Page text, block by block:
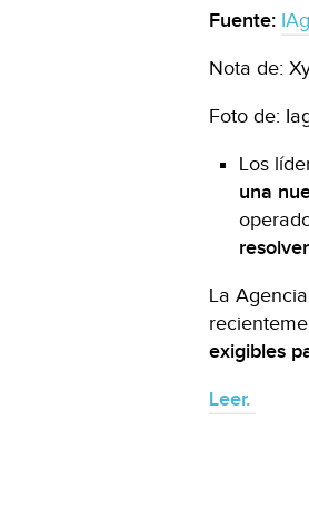
Fuente:
Nota de:
Foto de:
Los
una
La
exigibles
Leer.